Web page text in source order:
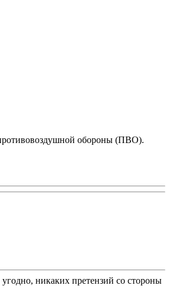
обороны (ПВО).
никаких претензий со стороны